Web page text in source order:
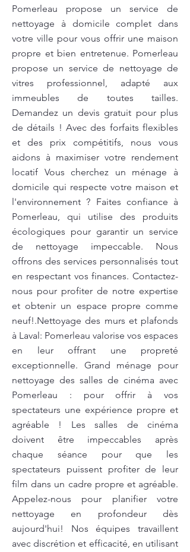
Pomerleau propose un service de
nettoyage à domicile complet dans
votre ville pour vous offrir une maison
propre et bien entretenue. Pomerleau
propose un service de nettoyage de
vitres professionnel, adapté aux
immeubles de toutes tailles.
Demandez un devis gratuit pour plus
de détails ! Avec des forfaits flexibles
et des prix compétitifs, nous vous
aidons à maximiser votre rendement
locatif Vous cherchez un ménage à
domicile qui respecte votre maison et
l'environnement ? Faites confiance à
Pomerleau, qui utilise des produits
écologiques pour garantir un service
de nettoyage impeccable. Nous
offrons des services personnalisés tout
en respectant vos finances. Contactez-
nous pour profiter de notre expertise
et obtenir un espace propre comme
neuf!.Nettoyage des murs et plafonds
à Laval: Pomerleau valorise vos espaces
en leur offrant une propreté
exceptionnelle. Grand ménage pour
nettoyage des salles de cinéma avec
Pomerleau : pour offrir à vos
spectateurs une expérience propre et
agréable ! Les salles de cinéma
doivent être impeccables après
chaque séance pour que les
spectateurs puissent profiter de leur
film dans un cadre propre et agréable.
Appelez-nous pour planifier votre
nettoyage en profondeur dès
aujourd'hui! Nos équipes travaillent
avec discrétion et efficacité, en utilisant